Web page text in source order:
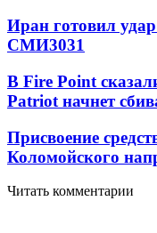
Иран готовил
СМИ3031
В Fire Point
Patriot начнет
Присвоение
Коломойского
Читать комментарии